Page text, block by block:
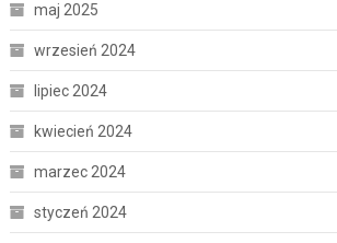
maj 2025
wrzesień 2024
lipiec 2024
kwiecień 2024
marzec 2024
styczeń 2024